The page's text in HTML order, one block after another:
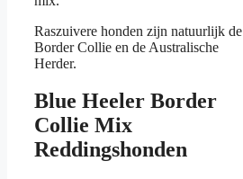
Raszuivere honden zijn natuurlijk de
Border Collie en de Australische
Herder.
Blue Heeler Border
Collie Mix
Reddingshonden